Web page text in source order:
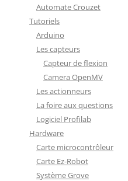
PROTECTION : PORTE FUSIBLE
Automate Crouzet
Tutoriels
Arduino
Les capteurs
Capteur de flexion
Camera OpenMV
Les actionneurs
La foire aux questions
Logiciel Profilab
Hardware
Carte microcontrôleur
Carte Ez-Robot
Système Grove